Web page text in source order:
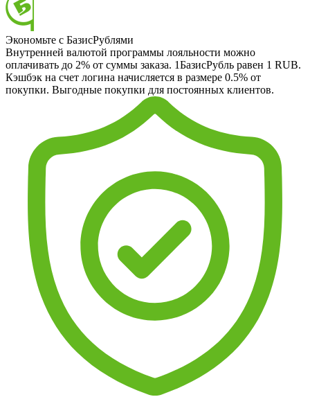
Экономьте с БазисРублями
Внутренней валютой программы лояльности можно
оплачивать до 2% от суммы заказа. 1БазисРубль равен 1 RUB.
Кэшбэк на счет логина начисляется в размере 0.5% от
покупки. Выгодные покупки для постоянных клиентов.